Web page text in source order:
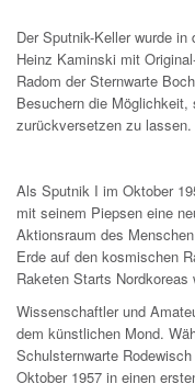
Der Sputnik-Keller wurde
Heinz Kaminski mit
Radom der Sternwarte
Besuchern die
zurückversetzen zu lassen.
Als Sputnik I im Oktober
mit seinem Piepsen eine
Aktionsraum des
Erde auf den kosmischen
Raketen Starts
Wissenschaftler und
dem künstlichen Mond.
Schulsternwarte
Oktober 1957 in einen